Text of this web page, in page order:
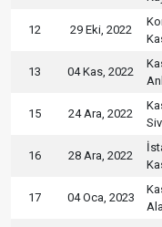
12 29 Eki, 2022
13 04 Kas, 2022
15 24 Ara, 2022
16 28 Ara, 2022
17 04 Oca, 2023